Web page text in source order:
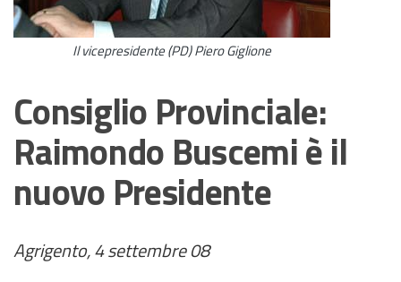
Il vicepresidente (PD) Piero Giglione
Consiglio Provinciale:
Raimondo Buscemi è il
nuovo Presidente
Agrigento, 4 settembre 08